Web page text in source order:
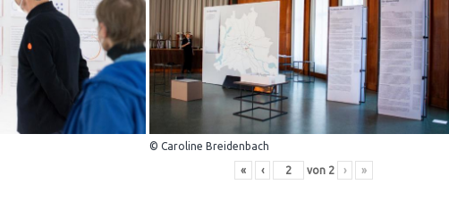
© Caroline Breidenbach
« ‹ von 2 › »